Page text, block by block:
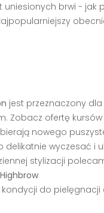
brwi - jak
jest przeznaczony
Zobacz ofertę kursów
nowego
wyczesać i
stylizacji
do